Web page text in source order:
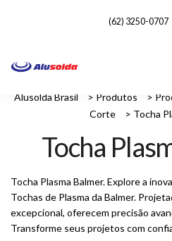
(62) 3250-0707
Alusolda Brasil > Produtos >
Corte
> Tocha
Tocha
Tocha Plasma Balmer. Explore a
Tochas de Plasma da Balmer.
excepcional, oferecem precisão
Transforme seus projetos com